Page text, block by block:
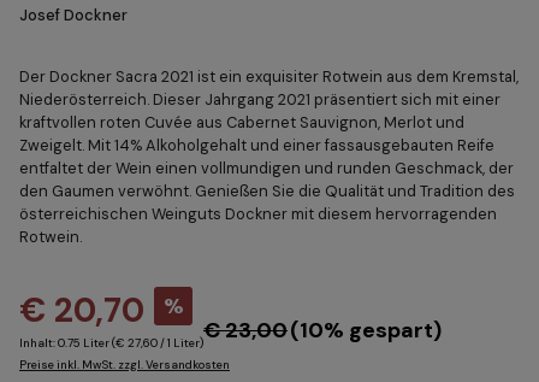
Josef Dockner
Der Dockner Sacra 2021 ist ein exquisiter Rotwein aus dem Kremstal,
Niederösterreich. Dieser Jahrgang 2021 präsentiert sich mit einer
kraftvollen roten Cuvée aus Cabernet Sauvignon, Merlot und
Zweigelt. Mit 14% Alkoholgehalt und einer fassausgebauten Reife
entfaltet der Wein einen vollmundigen und runden Geschmack, der
den Gaumen verwöhnt. Genießen Sie die Qualität und Tradition des
österreichischen Weinguts Dockner mit diesem hervorragenden
Rotwein.
€ 20,70
%
€ 23,00(10% gespart)
Inhalt:0.75 Liter(€ 27,60 / 1 Liter)
Preise inkl. MwSt. zzgl. Versandkosten